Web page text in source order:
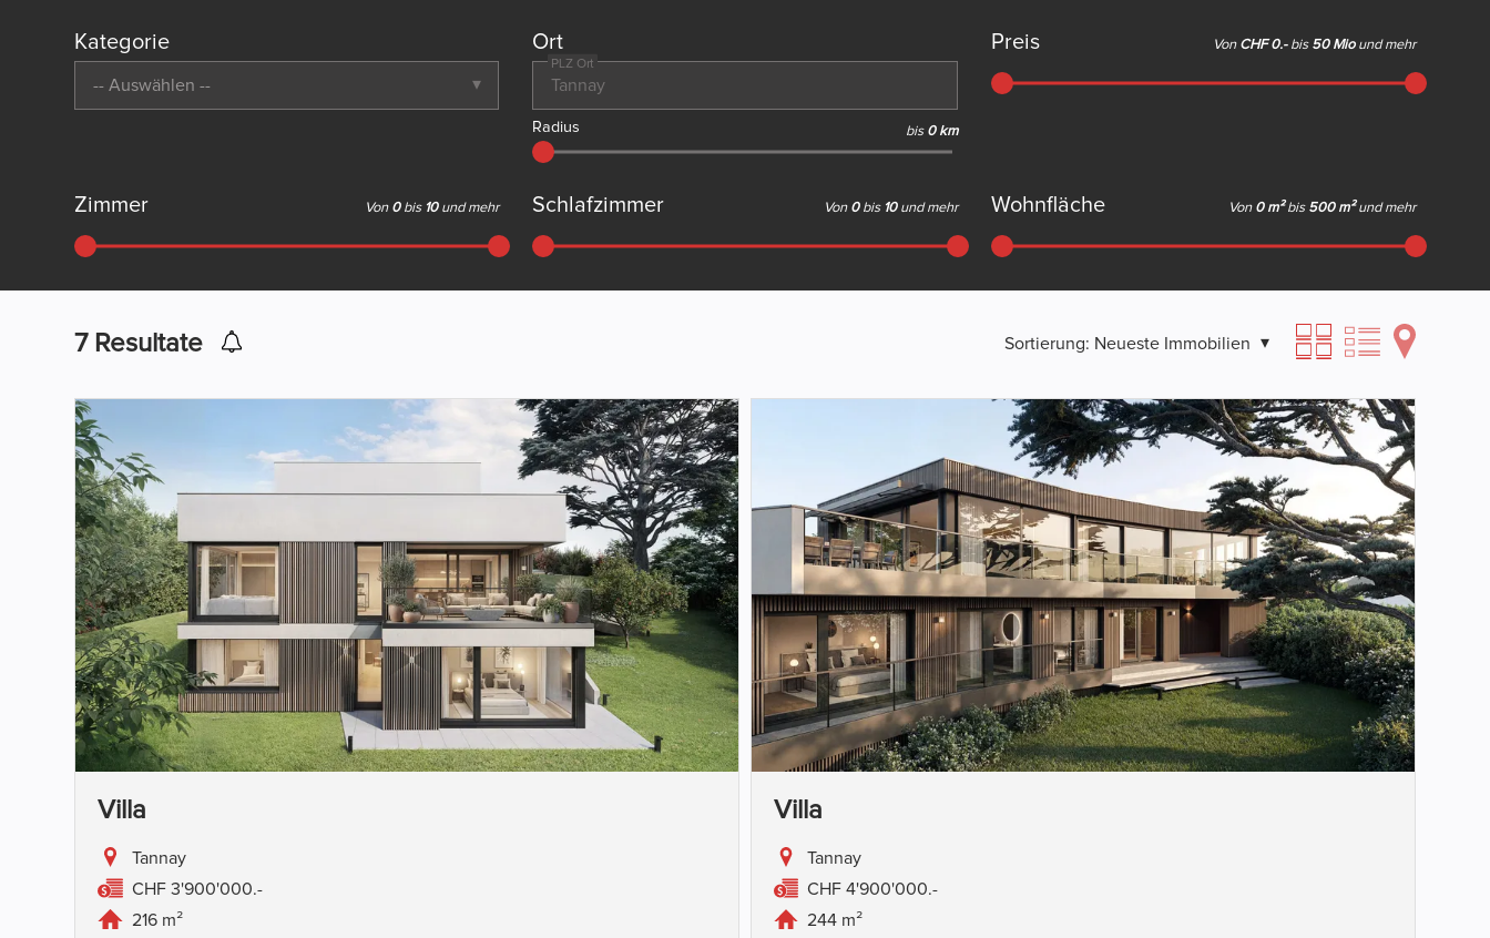
Kategorie
-- Auswählen --
Ort
PLZ Ort
Radius bis 0 km
Preis Von CHF 0.- bis 50 Mio und mehr
Zimmer Von 0 bis 10 und mehr Schlafzimmer Von 0 bis 10 und mehr Wohnfläche Von 0 m² bis 500 m² und mehr
7Resultate Sortierung: Neueste Immobilien
Villa
Tannay
CHF 3'900'000.-
216 m²
Villa
Tannay
CHF 4'900'000.-
244 m²